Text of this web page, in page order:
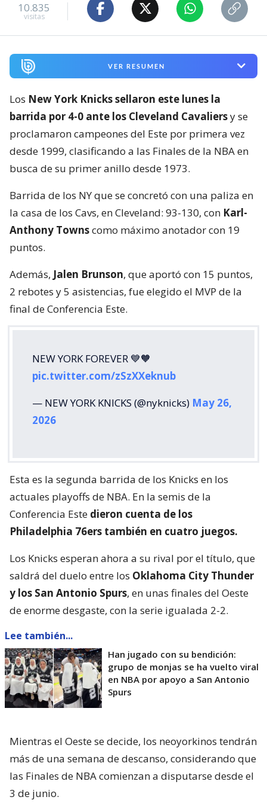
10.835
visitas
VER RESUMEN
Los New York Knicks sellaron este lunes la
barrida por 4-0 ante los Cleveland Cavaliersy se
proclamaron campeones del Este por primera vez
desde 1999, clasificando a las Finales de la NBA en
busca de su primer anillo desde 1973.
Barrida de los NY que se concretó con una paliza en
la casa de los Cavs, en Cleveland: 93-130, con Karl-
Anthony Townscomo máximo anotador con 19
puntos.
Además, Jalen Brunson, que aportó con 15 puntos,
2 rebotes y 5 asistencias, fue elegido el MVP de la
final de Conferencia Este.
NEW YORK FOREVER 💙🧡
pic.twitter.com/zSzXXeknub
— NEW YORK KNICKS (@nyknicks) May 26,
2026
Esta es la segunda barrida de los Knicks en los
actuales playoffs de NBA. En la semis de la
Conferencia Este dieron cuenta de los
Philadelphia 76ers también en cuatro juegos.
Los Knicks esperan ahora a su rival por el título, que
saldrá del duelo entre los Oklahoma City Thunder
y los San Antonio Spurs, en unas finales del Oeste
de enorme desgaste, con la serie igualada 2-2.
Lee también...
Han jugado con su bendición:
grupo de monjas se ha vuelto viral
en NBA por apoyo a San Antonio
Spurs
Mientras el Oeste se decide, los neoyorkinos tendrán
más de una semana de descanso, considerando que
las Finales de NBA comienzan a disputarse desde el
3 de junio.